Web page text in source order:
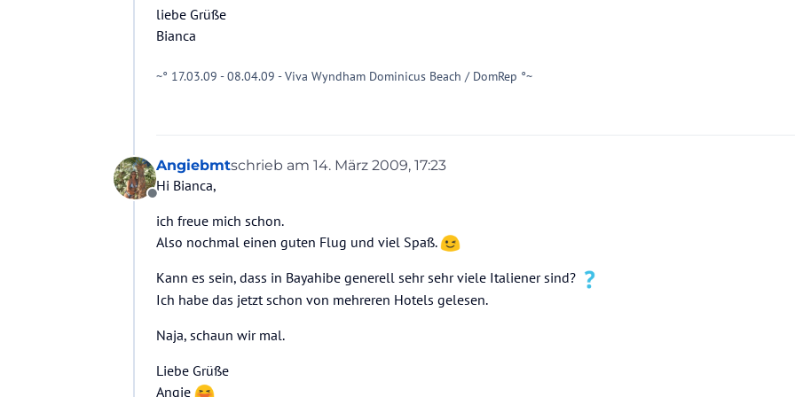
liebe Grüße
Bianca
~° 17.03.09 - 08.04.09 - Viva Wyndham Dominicus Beach / DomRep °~
Offline
Angiebmtschrieb am 14. März 2009, 17:23
zuletzt editiert von
Hi Bianca,
ich freue mich schon.
Also nochmal einen guten Flug und viel Spaß.
Kann es sein, dass in Bayahibe generell sehr sehr viele Italiener sind?
Ich habe das jetzt schon von mehreren Hotels gelesen.
Naja, schaun wir mal.
Liebe Grüße
Angie